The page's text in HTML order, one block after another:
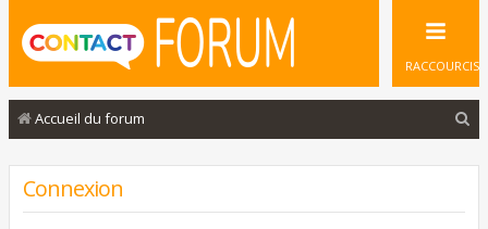
RACCOURCIS
Accueil du forum
Connexion